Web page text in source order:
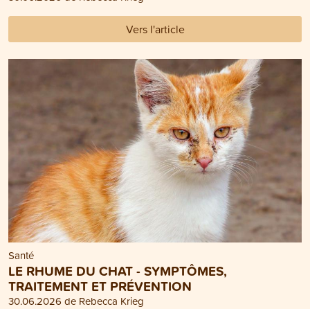
Vers l'article
Santé
LE RHUME DU CHAT - SYMPTÔMES,
TRAITEMENT ET PRÉVENTION
30.06.2026 de Rebecca Krieg